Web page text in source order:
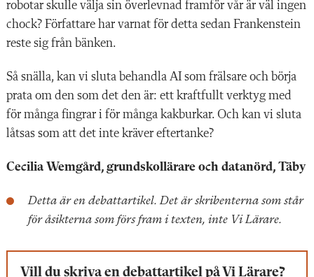
robotar skulle välja sin överlevnad framför vår är väl ingen
chock? Författare har varnat för detta sedan Frankenstein
reste sig från bänken.
Så snälla, kan vi sluta behandla AI som frälsare och börja
prata om den som det den är: ett kraftfullt verktyg med
för många fingrar i för många kakburkar. Och kan vi sluta
låtsas som att det inte kräver eftertanke?
Cecilia Wemgård, grundskollärare och datanörd, Täby
Detta är en debattartikel. Det är skribenterna som står
för åsikterna som förs fram i texten, inte Vi Lärare.
Vill du skriva en debattartikel på Vi Lärare?